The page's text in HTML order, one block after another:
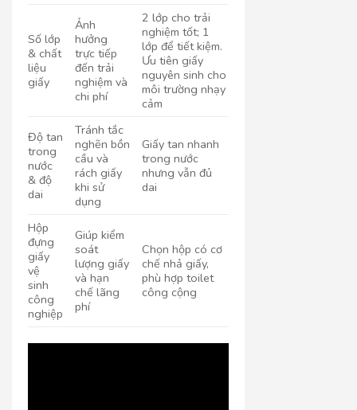
Số lớp
& chất
liệu
giấy
Ảnh
hưởng
trực tiếp
đến trải
nghiệm và
chi phí
2 lớp cho trải
nghiệm tốt; 1
lớp để tiết kiệm.
Ưu tiên giấy
nguyên sinh cho
môi trường nhạy
cảm
Độ tan
trong
nước
& độ
dai
Tránh tắc
nghẽn bồn
cầu và
rách giấy
khi sử
dụng
Giấy tan nhanh
trong nước
nhưng vẫn đủ
dai
Hộp
đựng
giấy
vệ
sinh
công
nghiệp
Giúp kiểm
soát
lượng giấy
và hạn
chế lãng
phí
Chọn hộp có cơ
chế nhả giấy,
phù hợp toilet
công cộng